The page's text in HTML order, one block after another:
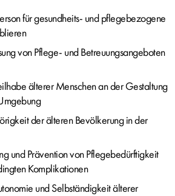
für gesundheits- und pflegebezogene
von Pflege- und Betreuungsangeboten
älterer Menschen an der Gestaltung
der älteren Bevölkerung in der
und Prävention von Pflegebedürftigkeit
Komplikationen
und Selbständigkeit älterer